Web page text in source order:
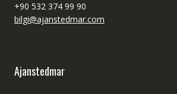
+90 532 374 99 90
bilgi@ajanstedmar.com
Ajanstedmar